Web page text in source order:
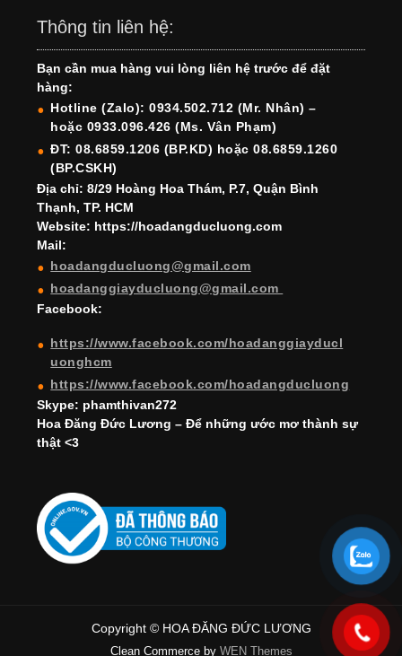
c
e
b
o
o
k
a
gr
a
m
er
e
st
e
dI
n
er T
u
b
e
T
u
b
e
h
Thông tin liên hệ:
Bạn cần mua hàng vui lòng liên hệ trước để đặt
hàng:
Hotline (Zalo): 0934.502.712 (Mr. Nhân) –
hoặc 0933.096.426 (Ms. Vân Phạm)
ĐT: 08.6859.1206 (BP.KD) hoặc 08.6859.1260
(BP.CSKH)
Địa chỉ: 8/29 Hoàng Hoa Thám, P.7, Quận Bình
Thạnh, TP. HCM
Website: https://hoadangducluong.com
Mail:
hoadangducluong@gmail.com
hoadanggiayducluong@gmail.com
Facebook:
https://www.facebook.com/hoadanggiayducl
uonghcm
https://www.facebook.com/hoadangducluong
Skype: phamthivan272
Hoa Đăng Đức Lương – Để những ước mơ thành sự
thật <3
Copyright © HOA ĐĂNG ĐỨC LƯƠNG
Clean Commerce by WEN Themes